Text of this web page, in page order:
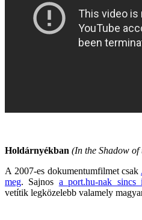
Holdárnyékban (In the Shadow of
A 2007-es dokumentumfilmet csak
meg. Sajnos a port.hu-nak sincs
vetítik legközelebb valamely